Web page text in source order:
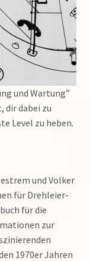
und Wartung”
dir dabei zu
Level zu heben.
und Volker
für Drehleier-
für die
zur
1970er Jahren